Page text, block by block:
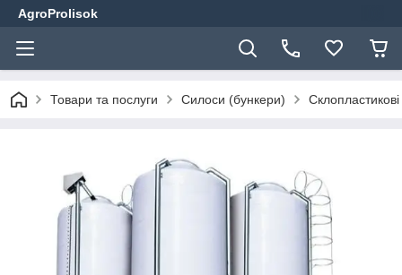
AgroProlisok
Товари та послуги Силоси (бункери)